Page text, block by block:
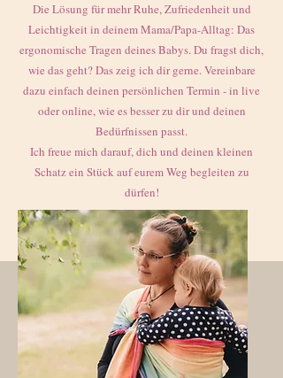
Die Lösung für mehr Ruhe, Zufriedenheit und
Leichtigkeit in deinem Mama/Papa-Alltag: Das
ergonomische Tragen deines Babys. Du fragst dich,
wie das geht? Das zeig ich dir gerne. Vereinbare
dazu einfach deinen persönlichen Termin - in live
oder online, wie es besser zu dir und deinen
Bedürfnissen passt.
Ich freue mich darauf, dich und deinen kleinen
Schatz ein Stück auf eurem Weg begleiten zu
dürfen!